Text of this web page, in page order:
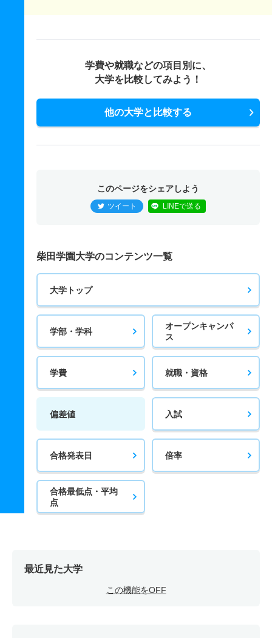
学費や就職などの項目別に、
大学を比較してみよう！
他の大学と比較する
このページをシェアしよう
ツイート LINEで送る
柴田学園大学のコンテンツ一覧
大学トップ
学部・学科
オープンキャンパ
ス
学費 就職・資格
偏差値 入試
合格発表日 倍率
合格最低点・平均
点
最近見た大学
この機能をOFF